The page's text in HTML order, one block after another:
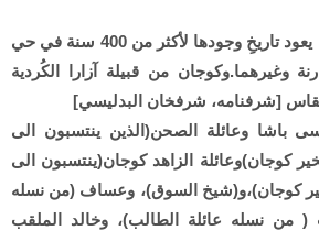
وهي من العائلات الكبيرة يعود تاريخِ وجودها لأكثر من 400 سنة في حي
وغيرهما.وكوجان من قبيلة آزارا الكُردية
[شرفنامه، شرفخان البدليسي]
باشا وعائلة الصحن(الذين ينتسبون الى
كوجان)وعائلة الزاهد كوجان(ينتسبون الى
كوجان)،و(شيخ السوق)، وعساف (من نسله
( من نسله عائلة الطالب)، وخالد الملقب